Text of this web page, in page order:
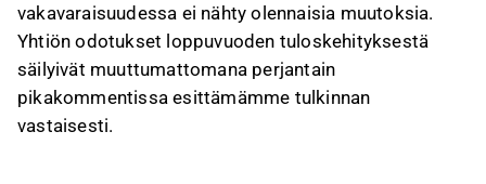
vakavaraisuudessa ei nähty olennaisia muutoksia.
Yhtiön odotukset loppuvuoden tuloskehityksestä
säilyivät muuttumattomana perjantain
pikakommentissa esittämämme tulkinnan
vastaisesti.